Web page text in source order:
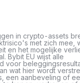
in crypto-assets
met zich mee,
en het mogelijke
Bybit EU wijst alle
voor
wat hier wordt
een aanbeveling of